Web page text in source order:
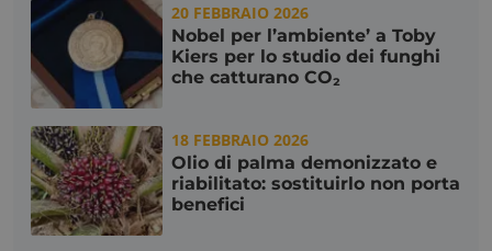
20 FEBBRAIO 2026
Nobel per l’ambiente’ a Toby
Kiers per lo studio dei funghi
che catturano CO₂
18 FEBBRAIO 2026
Olio di palma demonizzato e
riabilitato: sostituirlo non porta
benefici
FPGSID
_tteu